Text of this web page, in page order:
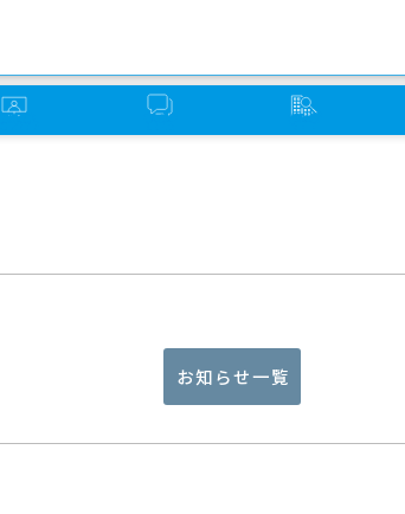
オンライン ソーバー グループ
お知らせ一覧